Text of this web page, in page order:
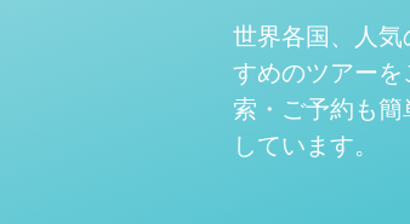
世界各国、人
すめのツアー
索・ご予約も
しています。